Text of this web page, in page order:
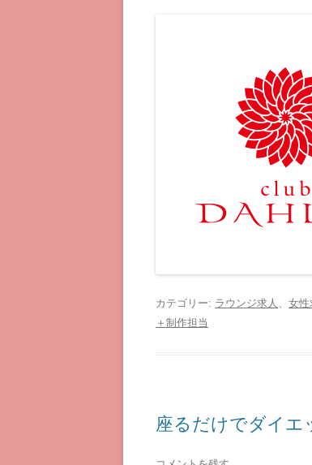
カテゴリー: ラウンジ求人 、 女性
＋制作担当
座るだけでダイエ